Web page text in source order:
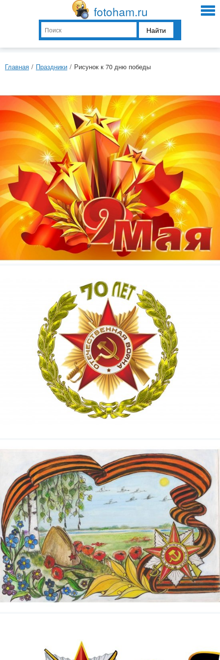
fotoham.ru
Найти
Главная / Праздники / Рисунок к 70 дню победы